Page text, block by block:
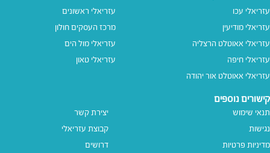
עזריאלי עכו
עזריאלי מודיעין
עזריאלי אאוטלט הרצליה
עזריאלי חיפה
עזריאלי אאוטלט אור יהודה
עזריאלי ראשונים
מרכז העסקים חולון
עזריאלי מול הים
עזריאלי טאון
קישורים נוספים
תנאי שימוש
נגישות
מדיניות פרטיות
יצירת קשר
קבוצת עזריאלי
דרושים